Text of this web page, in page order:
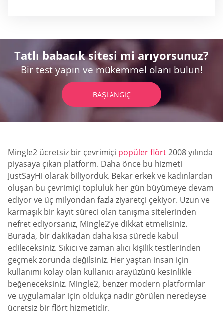
Tatlı babacık sitesi mi arıyorsunuz?
Bir test yapın ve mükemmel olanı bulun!
BAŞLANGIÇ
Mingle2 ücretsiz bir çevrimiçi popüler flört2008 yılında
piyasaya çıkan platform. Daha önce bu hizmeti
JustSayHi olarak biliyorduk. Bekar erkek ve kadınlardan
oluşan bu çevrimiçi topluluk her gün büyümeye devam
ediyor ve üç milyondan fazla ziyaretçi çekiyor. Uzun ve
karmaşık bir kayıt süreci olan tanışma sitelerinden
nefret ediyorsanız, Mingle2’ye dikkat etmelisiniz.
Burada, bir dakikadan daha kısa sürede kabul
edileceksiniz. Sıkıcı ve zaman alıcı kişilik testlerinden
geçmek zorunda değilsiniz. Her yaştan insan için
kullanımı kolay olan kullanıcı arayüzünü kesinlikle
beğeneceksiniz. Mingle2, benzer modern platformlar
ve uygulamalar için oldukça nadir görülen neredeyse
ücretsiz bir flört hizmetidir.